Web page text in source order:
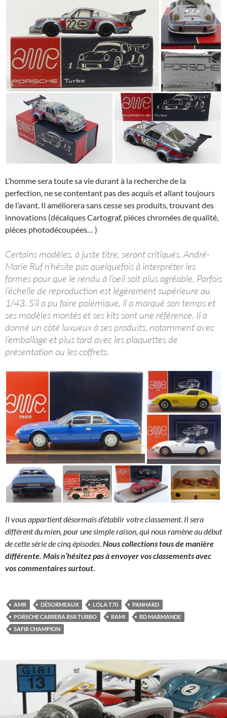
L’homme sera toute sa vie durant à la recherche de la
perfection, ne se contentant pas des acquis et allant toujours
de l’avant. Il améliorera sans cesse ses produits, trouvant des
innovations (décalques Cartograf, pièces chromées de qualité,
pièces photodécoupées… )
Certains modèles, à juste titre, seront critiqués. André-
Marie Ruf n’hésite pas quelquefois à interpréter les
formes pour que le rendu à l’oeil soit plus agréable. Parfois
l’échelle de reproduction est légèrement supérieure au
1/43. S’il a pu faire polémique, il a marqué son temps et
ses modèles montés et ses kits sont une référence. Il a
donné un côté luxueux à ses produits, notamment avec
l’emballage et plus tard avec les plaquettes de
présentation ou les coffrets.
Il vous appartient désormais d’établir votre classement. Il sera
différent du mien, pour une simple raison, qui nous ramène au début
de cette série de cinq épisodes. Nous collections tous de manière
différente. Mais n’hésitez pas à envoyer vos classements avec
vos commentaires surtout.
AMR DÉSORMEAUX LOLA T70
PANHARD
PORSCHE CARRERA RSR TURBO
RAMI
RD MARMANDE
SAFIR CHAMPION